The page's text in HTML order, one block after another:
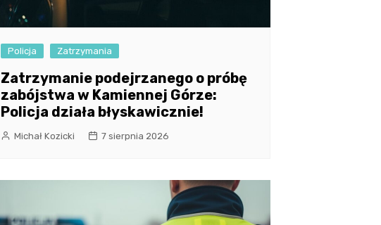
Policja Zatrzymania
Zatrzymanie podejrzanego o próbę
zabójstwa w Kamiennej Górze:
Policja działa błyskawicznie!
Michał Kozicki 7 sierpnia 2026